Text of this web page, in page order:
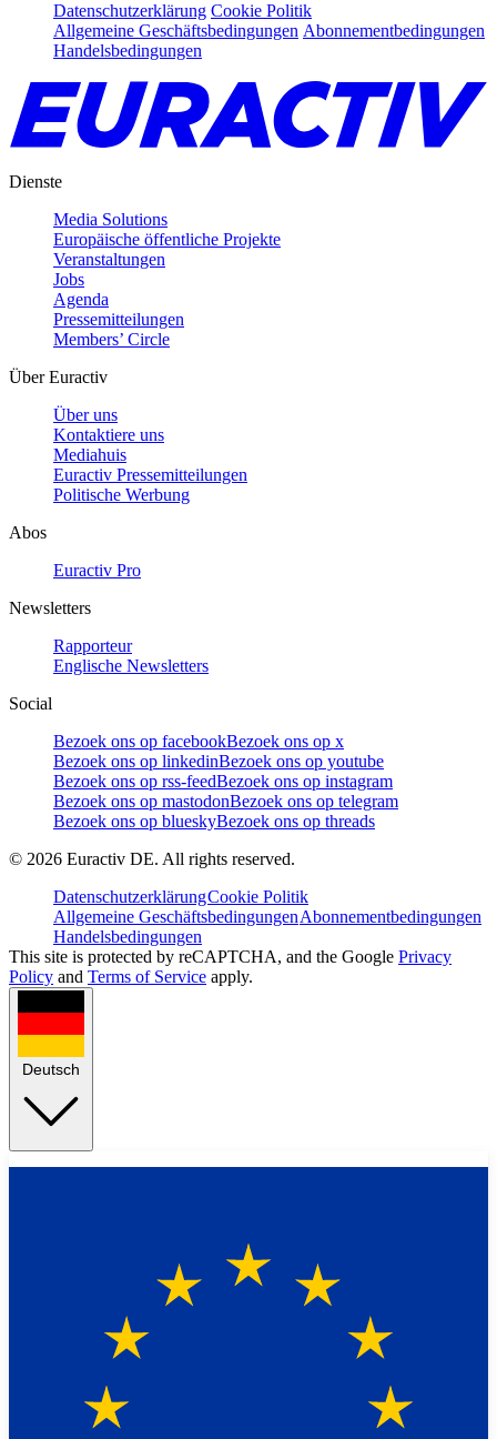
Datenschutzerklärung Cookie Politik
Allgemeine Geschäftsbedingungen Abonnementbedingungen
Handelsbedingungen
Dienste
Media Solutions
Europäische öffentliche Projekte
Veranstaltungen
Jobs
Agenda
Pressemitteilungen
Members’ Circle
Über Euractiv
Über uns
Kontaktiere uns
Mediahuis
Euractiv Pressemitteilungen
Politische Werbung
Abos
Euractiv Pro
Newsletters
Rapporteur
Englische Newsletters
Social
Bezoek ons op facebookBezoek ons op x
Bezoek ons op linkedinBezoek ons op youtube
Bezoek ons op rss-feedBezoek ons op instagram
Bezoek ons op mastodonBezoek ons op telegram
Bezoek ons op blueskyBezoek ons op threads
© 2026 Euractiv DE. All rights reserved.
DatenschutzerklärungCookie Politik
Allgemeine GeschäftsbedingungenAbonnementbedingungen
Handelsbedingungen
This site is protected by reCAPTCHA, and the Google Privacy
Policy and Terms of Service apply.
Deutsch